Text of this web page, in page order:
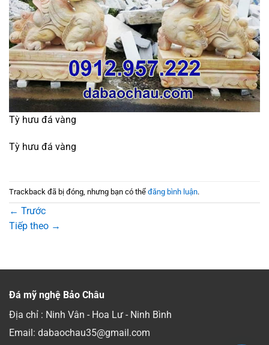
Tỳ hưu đá vàng
Tỳ hưu đá vàng
Trackback đã bị đóng, nhưng bạn có thể đăng bình luận.
← Trước
Tiếp theo →
Đá mỹ nghệ Bảo Châu
Địa chỉ : Ninh Vân - Hoa Lư - Ninh Bình
Email: dabaochau35@gmail.com